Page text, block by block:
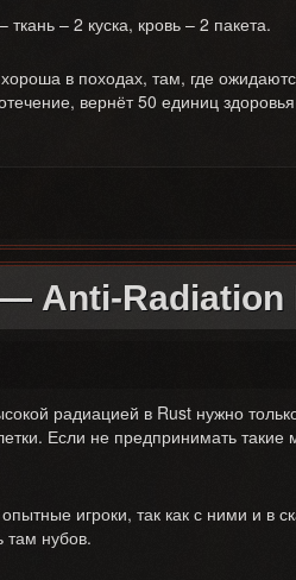
– 2 куска, кровь – 2 пакета.
в походах, там, где
вернёт 50 единиц
Anti-Radiation
радиацией в Rust нужно
Если не предпринимать
игроки, так как с ними и
там нубов.